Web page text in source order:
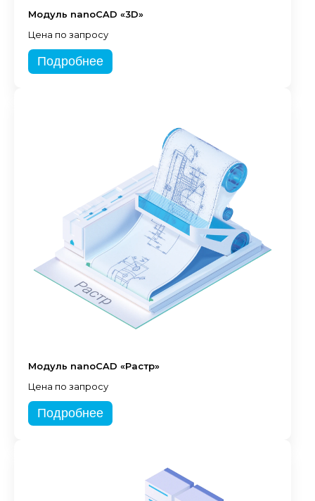
Модуль nanoCAD «3D»
Цена по запросу
Подробнее
Модуль nanoCAD «Растр»
Цена по запросу
Подробнее